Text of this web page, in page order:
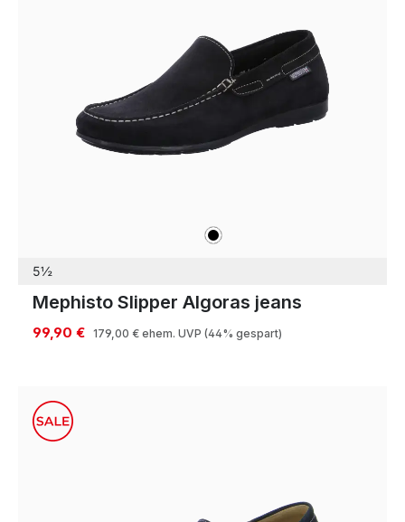
schwarz
5½
Mephisto Slipper Algoras jeans
99,90 € 179,00 € ehem. UVP (44% gespart)